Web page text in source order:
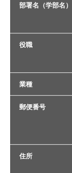
部署名（学部名）
役職
業種
郵便番号
住所